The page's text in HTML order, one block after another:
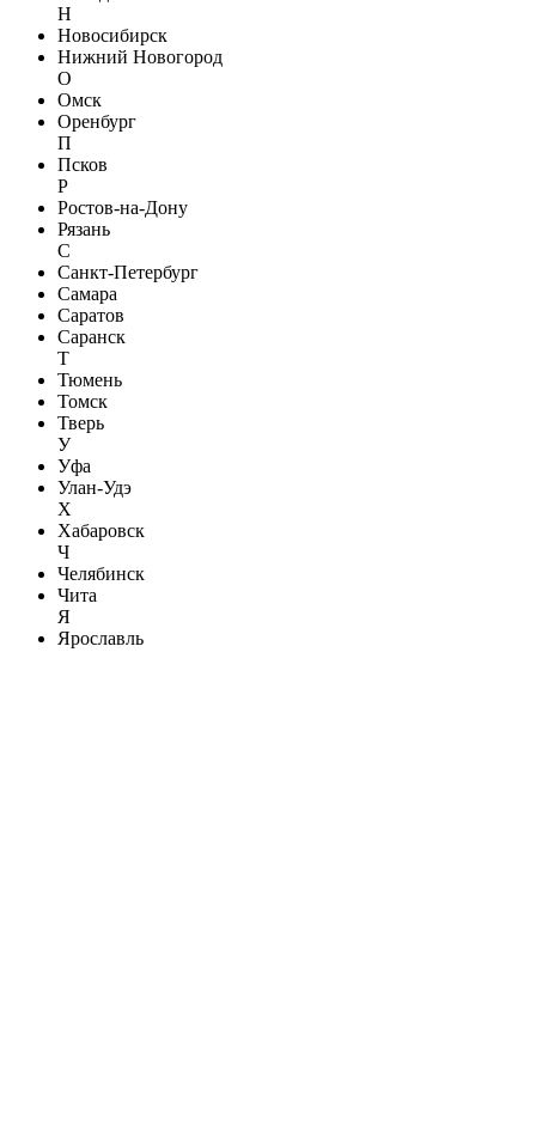
Н
Новосибирск
Нижний Новогород
О
Омск
Оренбург
П
Псков
Р
Ростов-на-Дону
Рязань
С
Санкт-Петербург
Самара
Саратов
Саранск
Т
Тюмень
Томск
Тверь
У
Уфа
Улан-Удэ
Х
Хабаровск
Ч
Челябинск
Чита
Я
Ярославль